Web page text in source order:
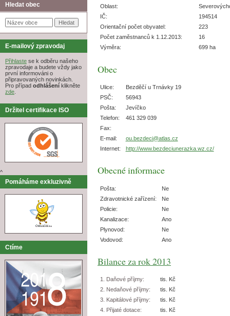
Hledat obec
E-mailový zpravodaj
Přihlaste se k odběru našeho
zpravodaje a budete vždy jako
první informováni o
připravovaných novinkách.
Pro případ odhlášení klikněte
zde.
Držitel certifikace ISO
^
Pomáháme exkluzivně
Ctíme
Oblast:
IČ:
194514
Orientační počet obyvatel:
223
Počet zaměstnanců k 1.12.2013:
16
Výměra:
699 ha
Obec
Ulice:
Bezděčí u Trnávky 19
PSČ:
56943
Pošta:
Jevíčko
Telefon:
461 329 039
Fax:
E-mail:
ou.bezdeci@atlas.cz
Internet:
http://www.bezdeciunerazka.wz.cz/
Obecné informace
Pošta:
Ne
Zdravotnické zařízení:
Ne
Policie:
Ne
Kanalizace:
Ano
Plynovod:
Ne
Vodovod:
Ano
Bilance za rok 2013
1. Daňové příjmy:
tis. Kč
2. Nedaňové příjmy:
tis. Kč
3. Kapitálové příjmy:
tis. Kč
4. Přijaté dotace:
tis. Kč